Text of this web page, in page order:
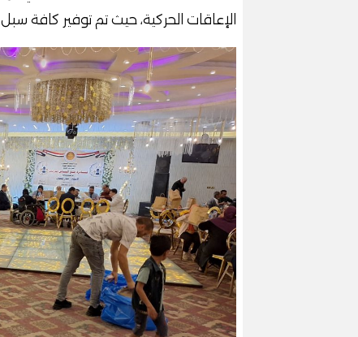
الإعاقات الحركية، حيث تم توفير كافة